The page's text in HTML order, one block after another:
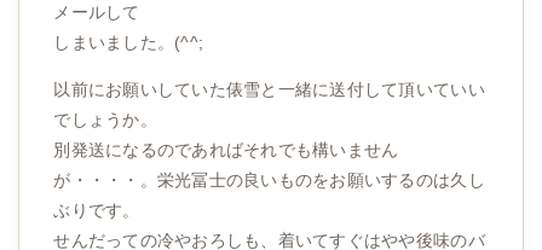
メールして
しまいました。(^^;
以前にお願いしていた俵雪と一緒に送付して頂いていい
でしょうか。
別発送になるのであればそれでも構いません
が・・・・。栄光冨士の良いものをお願いするのは久し
ぶりです。
せんだっての冷やおろしも、着いてすぐはやや後味のバ